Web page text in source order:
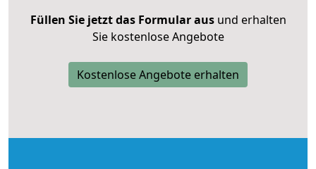
Füllen Sie jetzt das Formular ausund erhalten
Sie kostenlose Angebote
Kostenlose Angebote erhalten